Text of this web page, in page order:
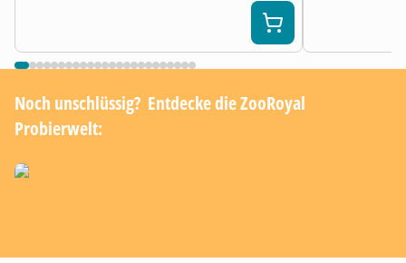
Noch unschlüssig? ​ Entdecke die ZooRoyal
Probierwelt: